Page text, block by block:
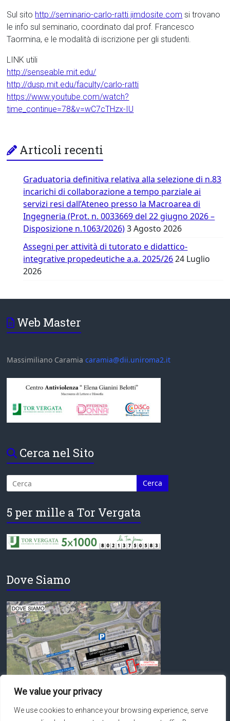
We value your privacy
We use cookies to enhance your browsing experience, serve
Sul sito http://seminario-carlo-ratti.jimdosite.com si trovano
le info sul seminario, coordinato dal prof. Francesco
Taormina, e le modalità di iscrizione per gli studenti.
LINK utili
http://senseable.mit.edu/
http://dusp.mit.edu/faculty/carlo-ratti
https://www.youtube.com/watch?
time_continue=78&v=wC7cTHzx-IU
Articoli recenti
Graduatoria definitiva relativa alla selezione di n.83
incarichi di collaborazione a tempo parziale ai
servizi resi dall’Ateneo presso la Macroarea di
Ingegneria (Prot. n. 0033669 del 22 giugno 2026 –
Disposizione n.1063/2026) 3 Agosto 2026
Assegni per attività di tutorato e didattico-
integrative propedeutiche a.a. 2025/26 24 Luglio
2026
Web Master
Massimiliano Caramiacaramia@dii.uniroma2.it
Cerca nel Sito
5 per mille a Tor Vergata
Dove Siamo